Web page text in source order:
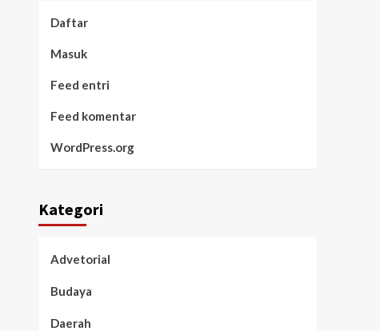
Daftar
Masuk
Feed entri
Feed komentar
WordPress.org
Kategori
Advetorial
Budaya
Daerah